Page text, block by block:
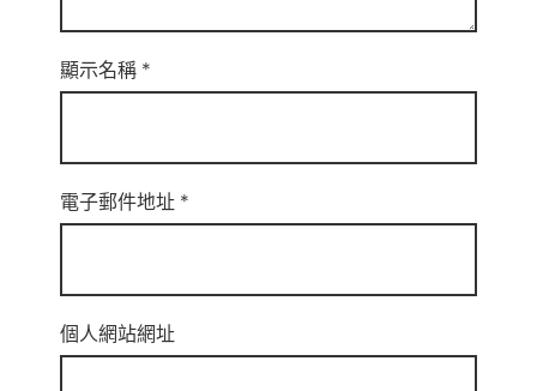
顯示名稱 *
電子郵件地址 *
個人網站網址